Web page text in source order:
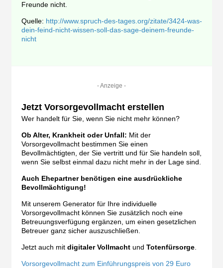
Freunde nicht.
Quelle: http://www.spruch-des-tages.org/zitate/3424-was-
dein-feind-nicht-wissen-soll-das-sage-deinem-freunde-
nicht
- Anzeige -
Jetzt Vorsorgevollmacht erstellen
Wer handelt für Sie, wenn Sie nicht mehr können?
Ob Alter, Krankheit oder Unfall: Mit der
Vorsorgevollmacht bestimmen Sie einen
Bevollmächtigten, der Sie vertritt und für Sie handeln soll,
wenn Sie selbst einmal dazu nicht mehr in der Lage sind.
Auch Ehepartner benötigen eine ausdrückliche
Bevollmächtigung!
Mit unserem Generator für Ihre individuelle
Vorsorgevollmacht können Sie zusätzlich noch eine
Betreuungsverfügung ergänzen, um einen gesetzlichen
Betreuer ganz sicher auszuschließen.
Jetzt auch mit digitaler Vollmachtund Totenfürsorge.
Vorsorgevollmacht zum Einführungspreis von 29 Euro